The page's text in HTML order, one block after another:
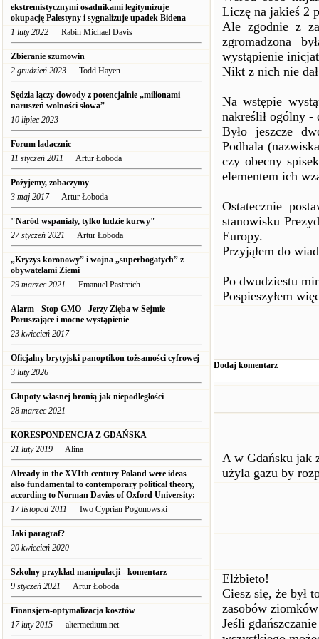
ekstremistycznymi osadnikami legitymizuje
okupację Palestyny i sygnalizuje upadek Bidena
1 luty 2022 Rabin Michael Davis
Zbieranie szumowin
2 grudzień 2023 Todd Hayen
Sędzia łączy dowody z potencjalnie „milionami
naruszeń wolności słowa”
10 lipiec 2023
Forum ladacznic
11 styczeń 2011 Artur Łoboda
Pożyjemy, zobaczymy
3 maj 2017Artur Łoboda
"Naród wspaniały, tylko ludzie kurwy"
27 styczeń 2021 Artur Łoboda
„Kryzys koronowy” i wojna „superbogatych” z
obywatelami Ziemi
29 marzec 2021 Emanuel Pastreich
Alarm - Stop GMO - Jerzy Zięba w Sejmie -
Poruszające i mocne wystąpienie
23 kwiecień 2017
Oficjalny brytyjski panoptikon tożsamości cyfrowej
3 luty 2026
Głupoty własnej bronią jak niepodległości
28 marzec 2021
KORESPONDENCJA Z GDAŃSKA
21 luty 2019 Alina
Already in the XVIth century Poland were ideas
also fundamental to contemporary political theory,
according to Norman Davies of Oxford University:
17 listopad 2011 Iwo Cyprian Pogonowski
Jaki paragraf?
20 kwiecień 2020
Szkolny przykład manipulacji - komentarz
9 styczeń 2021 Artur Łoboda
Finansjera-optymalizacja kosztów
17 luty 2015 altermedium.net
Liczę na jakieś 2
Ale zgodnie z
zgromadzona
wystąpienie
Nikt z nich nie
Na wstępie
nakreślił ogólny -
Było jeszcze
Podhala
czy obecny
elementem ich
Ostatecznie
stanowisku
Europy.
Przyjąłem do
Po dwudziestu
Pospieszyłem
Dodaj komentarz
A w Gdańsku jak
użyla gazu by
Elżbieto!
Ciesz się, że był
zasobów
Jeśli